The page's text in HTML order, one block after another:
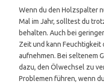
Wenn du den Holzspalter
Mal im Jahr, solltest du
behalten. Auch bei
Zeit und kann Feuchtigkeit
aufnehmen. Bei seltenem
dazu, den Ölwechsel zu
Problemen führen, wenn